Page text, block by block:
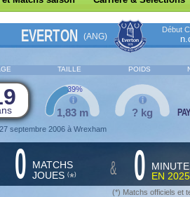
EVERTON (ANG)
Début
TAILLE POIDS
septembre 2006 à Wrexham
1,83 m
39%
? kg
0 MATCHS
JOUES (*) & 0
EN
(*) Matchs officiels et